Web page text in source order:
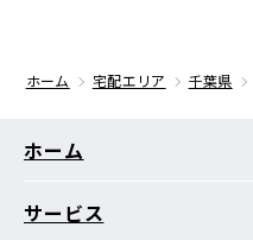
ホーム 宅配エリア 千葉県
ホーム
サービス